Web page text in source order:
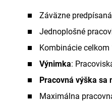
Záväzne
Jednoplošné
Kombinácie
Výnimka:
Pracovná výška sa
Maximálna